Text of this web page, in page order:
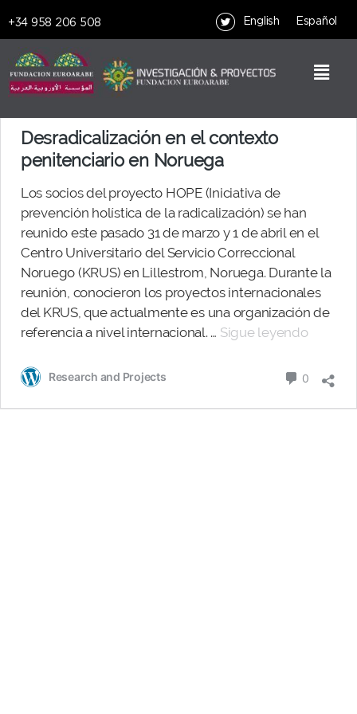
Español
English
+34 958 206 508
Desradicalización en el contexto
penitenciario en Noruega
Los socios del proyecto HOPE (Iniciativa de
prevención holística de la radicalización) se han
reunido este pasado 31 de marzo y 1 de abril en el
Centro Universitario del Servicio Correccional
Noruego (KRUS) en Lillestrom, Noruega. Durante la
reunión, conocieron los proyectos internacionales
del KRUS, que actualmente es una organización de
referencia a nivel internacional. … Sigue leyendo
Research and Projects 0